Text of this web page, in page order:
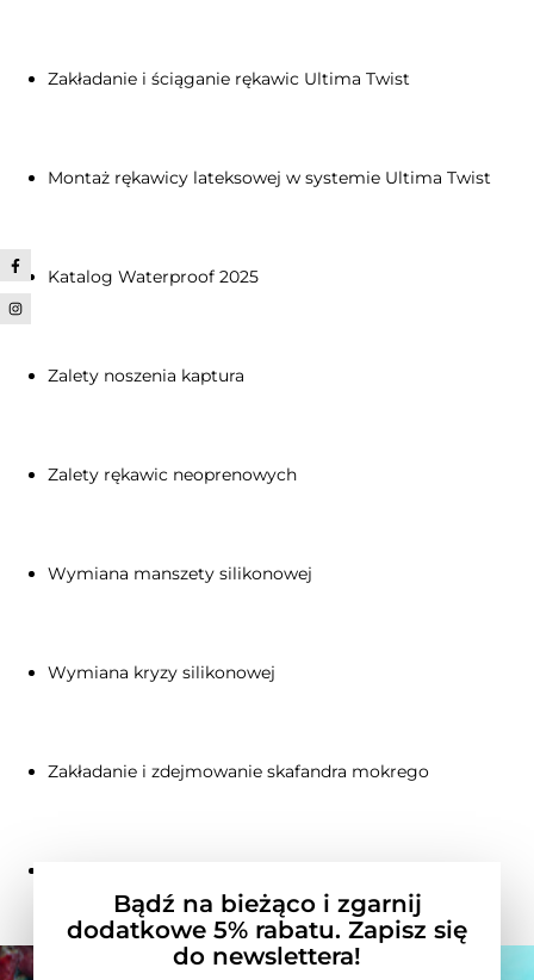
Zakładanie i ściąganie rękawic Ultima Twist
Montaż rękawicy lateksowej w systemie Ultima Twist
Katalog Waterproof 2025
Zalety noszenia kaptura
Zalety rękawic neoprenowych
Wymiana manszety silikonowej
Wymiana kryzy silikonowej
Zakładanie i zdejmowanie skafandra mokrego
Bądź na bieżąco i zgarnij
dodatkowe 5% rabatu. Zapisz się
do newslettera!